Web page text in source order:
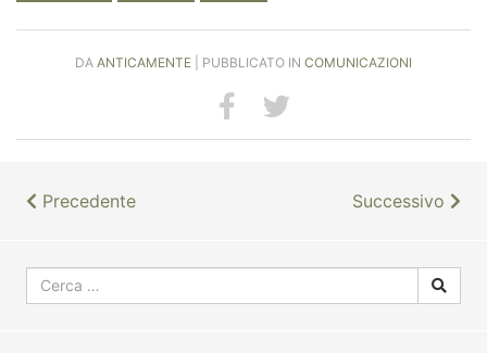
DA ANTICAMENTE | PUBBLICATO IN COMUNICAZIONI
Precedente Successivo